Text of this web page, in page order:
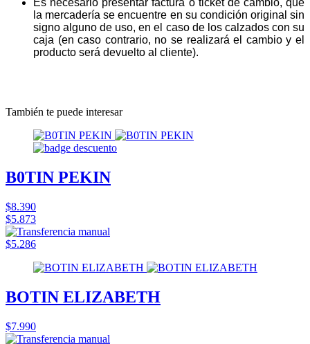
la mercadería se encuentre en su condición original sin
signo alguno de uso, en el caso de los calzados con su
caja (en caso contrario, no se realizará el cambio y el
producto será devuelto al cliente).
También te puede interesar
B0TIN PEKIN
$8.390
$5.873
$5.286
BOTIN ELIZABETH
$7.990